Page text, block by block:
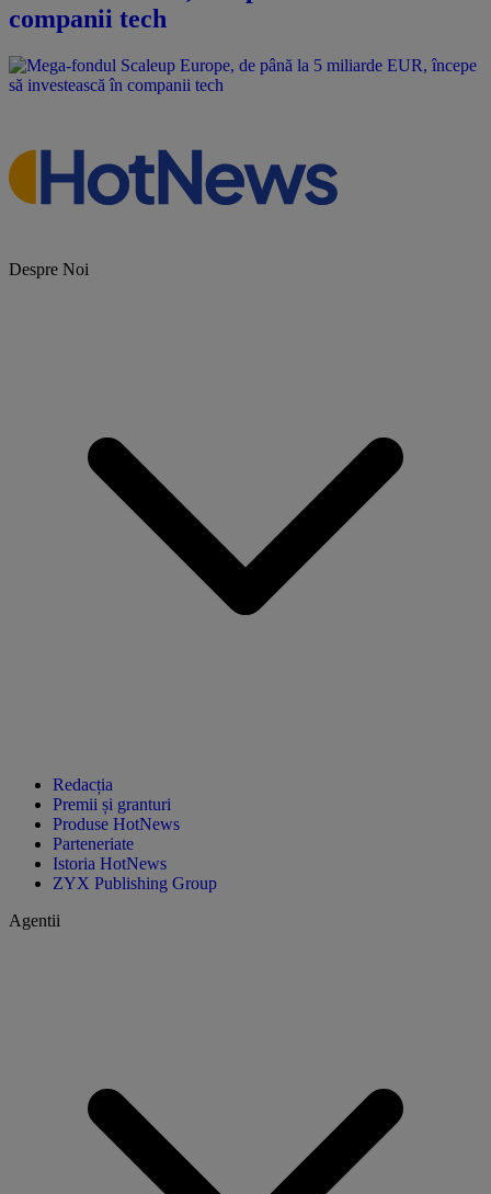
companii tech
Despre Noi
Redacția
Premii și granturi
Produse HotNews
Parteneriate
Istoria HotNews
ZYX Publishing Group
Agentii